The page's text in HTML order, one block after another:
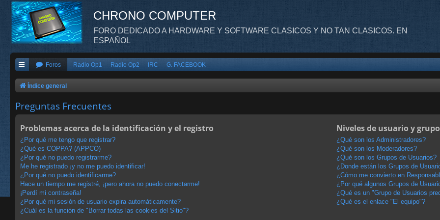
CHRONO COMPUTER
FORO DEDICADO A HARDWARE Y SOFTWARE CLASICOS Y NO TAN CLASICOS. EN
ESPAÑOL
Foros Radio Op1 Radio Op2 IRC G. FACEBOOK
Índice general
Preguntas Frecuentes
Problemas acerca de la identificación y el registro
¿Por qué me tengo que registrar?
¿Qué es COPPA? (APPCO)
¿Por qué no puedo registrarme?
Me he registrado ¡y no me puedo identificar!
¿Por qué no puedo identificarme?
Hace un tiempo me registré, ¡pero ahora no puedo conectarme!
¡Perdí mi contraseña!
¿Por qué mi sesión de usuario expira automáticamente?
¿Cuál es la función de "Borrar todas las cookies del Sitio"?
Niveles de usuario y
¿Qué son los Administradores?
¿Qué son los Moderadores?
¿Qué son los Grupos de Usuarios?
¿Donde están los Grupos de
¿Cómo me convierto en
¿Por qué algunos Grupos de
¿Qué es un "Grupo de Usuarios
¿Qué es el enlace "El equipo"?